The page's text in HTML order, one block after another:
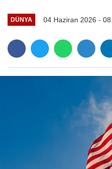
DÜNYA 04 Haziran 2026 -